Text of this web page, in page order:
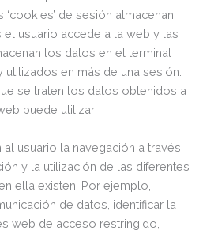
‘cookies’ de sesión almacenan
el usuario accede a la web y las
los datos en el terminal
en más de una sesión.
se traten los datos obtenidos a
puede utilizar:
usuario la navegación a través
y la utilización de las diferentes
ella existen. Por ejemplo,
de datos, identificar la
web de acceso restringido,